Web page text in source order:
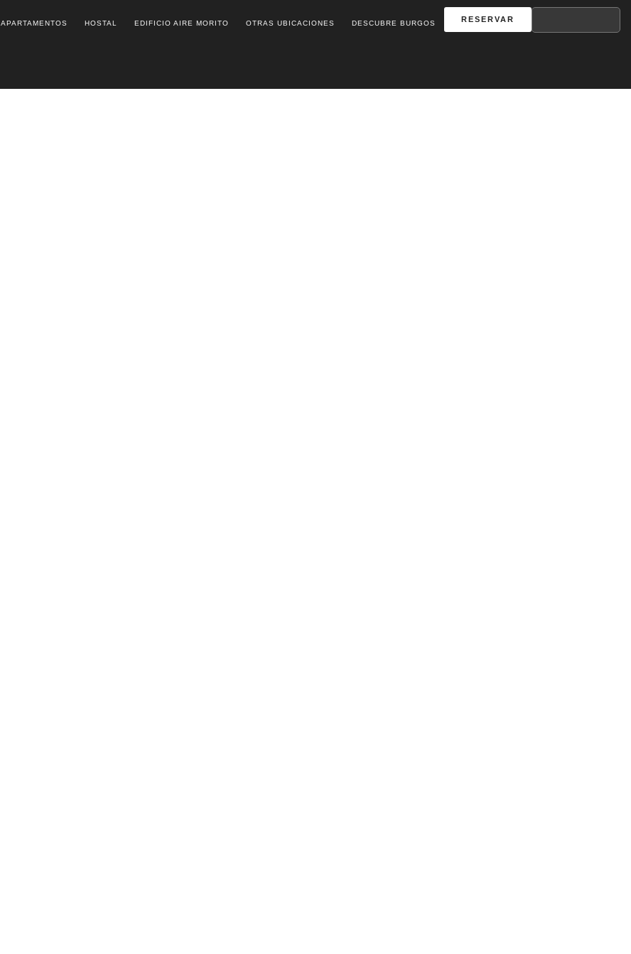
APARTAMENTOS HOSTAL EDIFICIO AIRE MORITO OTRAS UBICACIONES DESCUBRE BURGOS RESERVAR